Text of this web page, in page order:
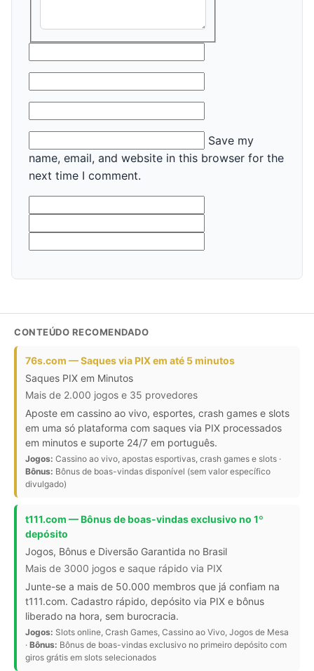
Save my
name, email, and website in this browser for the
next time I comment.
CONTEÚDO RECOMENDADO
76s.com — Saques via PIX em até 5 minutos
Saques PIX em Minutos
Mais de 2.000 jogos e 35 provedores
Aposte em cassino ao vivo, esportes, crash games e slots
em uma só plataforma com saques via PIX processados
em minutos e suporte 24/7 em português.
Jogos: Cassino ao vivo, apostas esportivas, crash games e slots ·
Bônus: Bônus de boas-vindas disponível (sem valor específico
divulgado)
t111.com — Bônus de boas-vindas exclusivo no 1º
depósito
Jogos, Bônus e Diversão Garantida no Brasil
Mais de 3000 jogos e saque rápido via PIX
Junte-se a mais de 50.000 membros que já confiam na
t111.com. Cadastro rápido, depósito via PIX e bônus
liberado na hora, sem burocracia.
Jogos: Slots online, Crash Games, Cassino ao Vivo, Jogos de Mesa
· Bônus: Bônus de boas-vindas exclusivo no primeiro depósito com
giros grátis em slots selecionados